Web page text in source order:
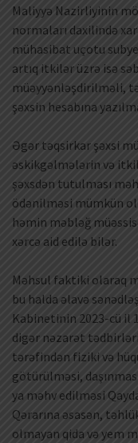
Maliyyə Nazirliyinin
normaları daxilində
mühasibat uçotu
artıq itkilər üzrə isə
müəyyənləşdirilməli,
şəxsin hesabına
Əgər təqsirkar şəxsi
əskikgəlmələrin və
şəxsdən tutulması
ödənilməsi mümkün
həmin məbləğ
xərcə aid edilə bilər.
Məhsul faktiki olaraq
bu halda əlavə
Kabinetinin 2023-cü il
digər nəzarət
tərəfindən fiziki və
götürülməsi,
ya məhv edilməsi
Qərarına əsasən,
olmayan qida və yem